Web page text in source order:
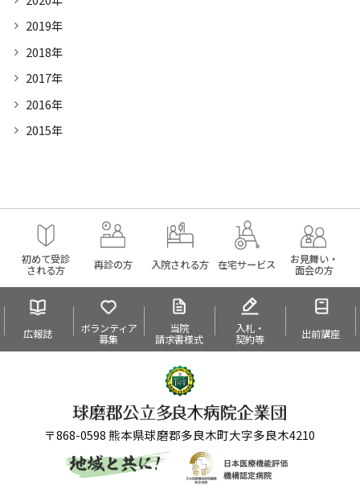
2019年
2018年
2017年
2016年
2015年
初めて受診
される方 再診の方 入院される方 在宅サービス お見舞い・
面会の方
広報誌 ボランティア
募集
当院
請求書様式
入札・
契約等 出前講座
〒868-0598 熊本県球磨郡多良木町大字多良木4210